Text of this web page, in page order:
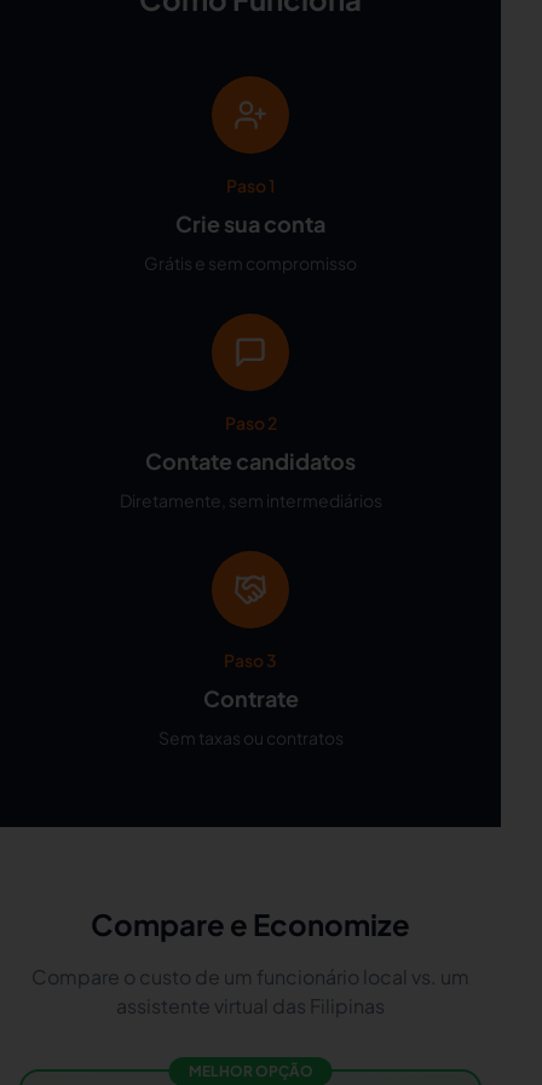
Paso 1
Crie sua conta
Grátis e sem compromisso
Paso 2
Contate candidatos
Diretamente, sem intermediários
Paso 3
Contrate
Sem taxas ou contratos
Compare e Economize
Compare o custo de um funcionário local vs. um
assistente virtual das Filipinas
MELHOR OPÇÃO